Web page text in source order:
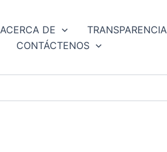
ACERCA DE TRANSPARENCIA
CONTÁCTENOS